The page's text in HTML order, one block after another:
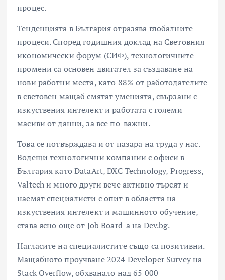
процес.
Тенденцията в България отразява глобалните
процеси. Според годишния доклад на Световния
икономически форум (СИФ), технологичните
промени са основен двигател за създаване на
нови работни места, като 88% от работодателите
в световен мащаб смятат уменията, свързани с
изкуствения интелект и работата с големи
масиви от данни, за все по-важни.
Това се потвърждава и от пазара на труда у нас.
Водещи технологични компании с офиси в
България като DataArt, DXC Technology, Progress,
Valtech и много други вече активно търсят и
наемат специалисти с опит в областта на
изкуствения интелект и машинното обучение,
става ясно още от Job Board-а на Dev.bg.
Нагласите на специалистите също са позитивни.
Мащабното проучване 2024 Developer Survey на
Stack Overflow, обхванало над 65 000